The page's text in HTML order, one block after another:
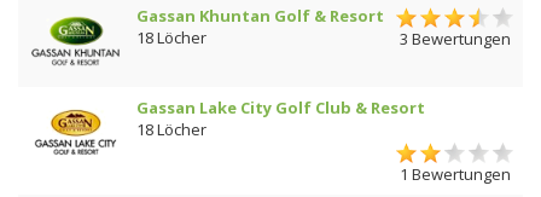
Gassan Khuntan Golf & Resort
18 Löcher
3 Bewertungen
Gassan Lake City Golf Club & Resort
18 Löcher
1 Bewertungen